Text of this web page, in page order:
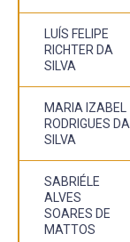
LUÍS FELIPE
RICHTER DA
SILVA
MARIA IZABEL
RODRIGUES DA
SILVA
SABRIÉLE
ALVES
SOARES DE
MATTOS